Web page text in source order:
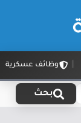
وظائف عسكرية
بحث